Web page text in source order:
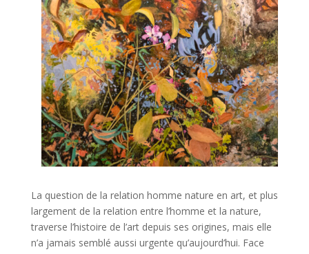
La question de la relation homme nature en art, et plus
largement de la relation entre l’homme et la nature,
traverse l’histoire de l’art depuis ses origines, mais elle
n’a jamais semblé aussi urgente qu’aujourd’hui. Face